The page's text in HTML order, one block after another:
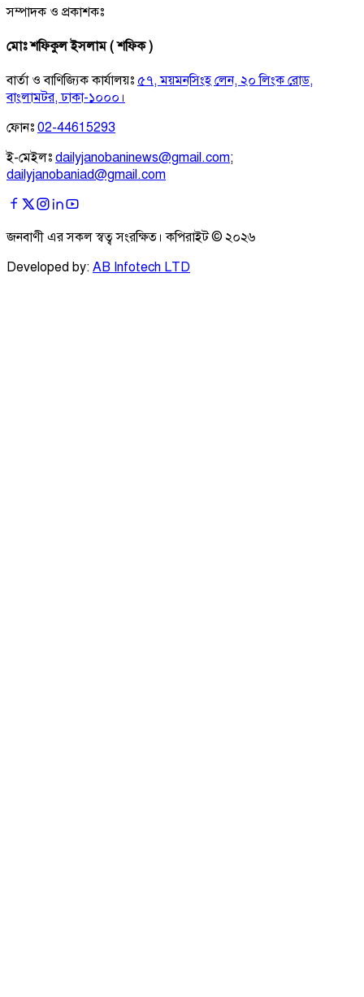
সম্পাদক ও প্রকাশকঃ
মোঃ শফিকুল ইসলাম ( শফিক )
বার্তা ও বাণিজ্যিক কার্যালয়ঃ ৫৭, ময়মনসিংহ লেন, ২০ লিংক রোড,
বাংলামটর, ঢাকা-১০০০।
ফোনঃ 02-44615293
ই-মেইলঃ dailyjanobaninews@gmail.com;
dailyjanobaniad@gmail.com
জনবাণী এর সকল স্বত্ব সংরক্ষিত। কপিরাইট © ২০২৬
Developed by: AB Infotech LTD